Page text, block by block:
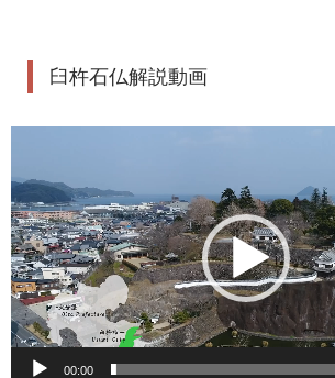
臼杵石仏解説動画
プ
レ
ー
ヤ
ー
00:00